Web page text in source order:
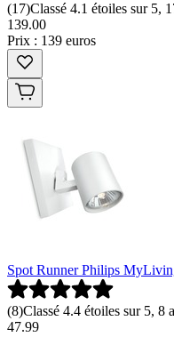
(17)Classé 4.1 étoiles sur 5,
139.00
Prix : 139 euros
Spot Runner Philips
(8)Classé 4.4 étoiles sur 5, 8
47.99